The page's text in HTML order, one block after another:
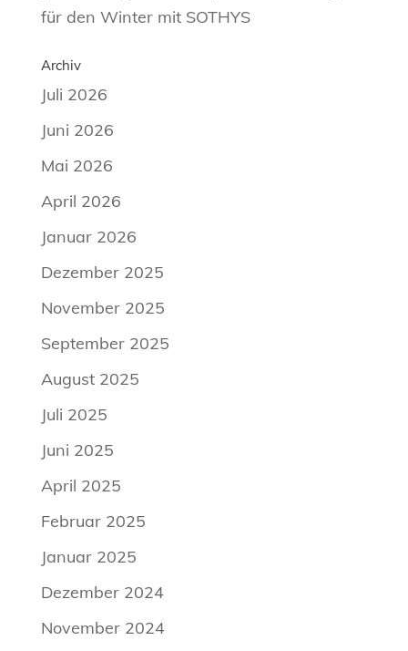
für den Winter mit SOTHYS
Archiv
Juli 2026
Juni 2026
Mai 2026
April 2026
Januar 2026
Dezember 2025
November 2025
September 2025
August 2025
Juli 2025
Juni 2025
April 2025
Februar 2025
Januar 2025
Dezember 2024
November 2024